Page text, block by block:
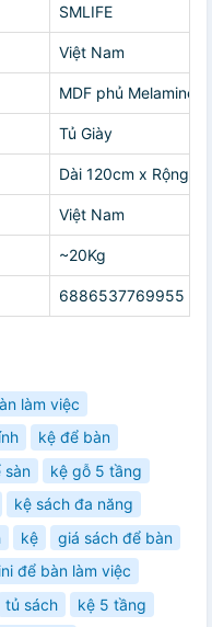
SMLIFE
Việt Nam
MDF phủ Melamine,
Tủ Giày
Dài 120cm x Rộng
Việt Nam
~20Kg
6886537769955
làm việc
kệ để bàn
sàn
kệ gỗ 5 tầng
kệ sách đa năng
kệ
giá sách để bàn
để bàn làm việc
tủ sách
kệ 5 tầng